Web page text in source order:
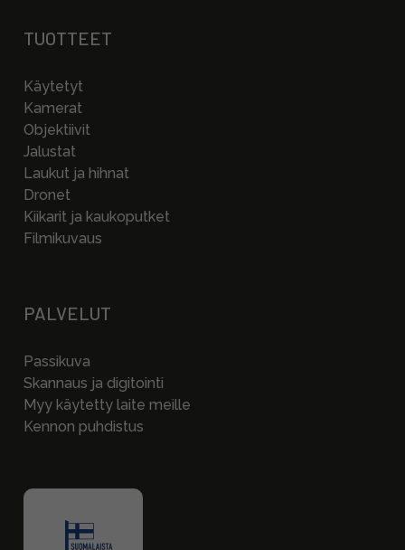
TUOTTEET
Käytetyt
Kamerat
Objektiivit
Jalustat
Laukut ja hihnat
Dronet
Kiikarit ja kaukoputket
Filmikuvaus
PALVELUT
Passikuva
Skannaus ja digitointi
Myy käytetty laite meille
Kennon puhdistus